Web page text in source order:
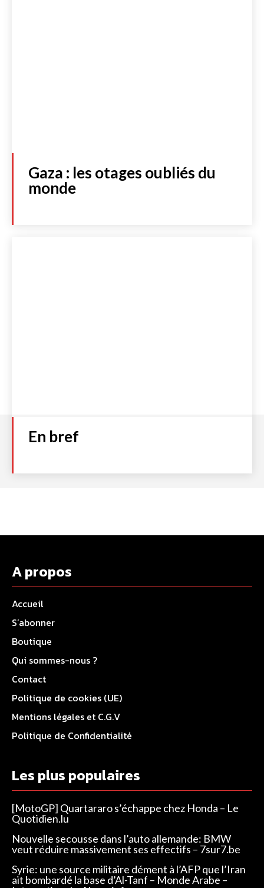
Gaza : les otages oubliés du
monde
En bref
A propos
Accueil
S’abonner
Boutique
Qui sommes-nous ?
Contact
Politique de cookies (UE)
Mentions légales et C.G.V
Politique de Confidentialité
Les plus populaires
[MotoGP] Quartararo s’échappe chez Honda – Le
Quotidien.lu
Nouvelle secousse dans l’auto allemande: BMW
veut réduire massivement ses effectifs – 7sur7.be
Syrie: une source militaire dément à l’AFP que l’Iran
ait bombardé la base d’Al-Tanf – Monde Arabe –